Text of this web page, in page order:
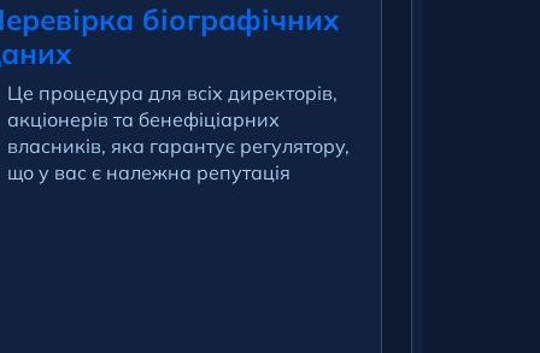
біографічних
Це процедура для всіх директорів,
акціонерів та бенефіціарних
власників, яка гарантує регулятору,
що у вас є належна репутація